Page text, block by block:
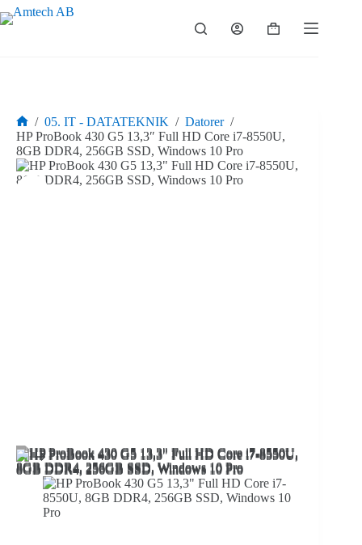
Hoppa
till
Varukorg
Hem
/ 05. IT - DATATEKNIK / Datorer /
HP ProBook 430 G5 13,3″ Full HD Core i7-8550U,
8GB DDR4, 256GB SSD, Windows 10 Pro